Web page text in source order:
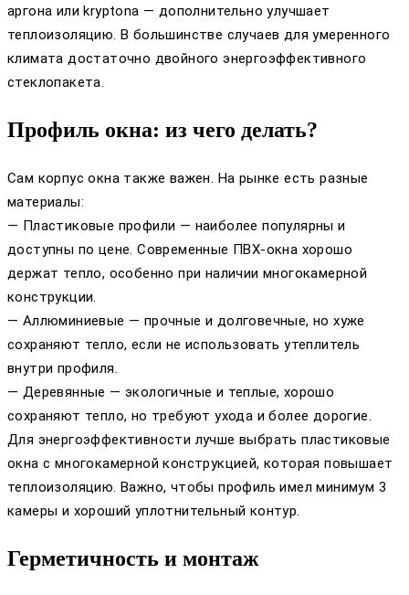
аргона или kryptona — дополнительно улучшает
теплоизоляцию. В большинстве случаев для умеренного
климата достаточно двойного энергоэффективного
стеклопакета.
Профиль окна: из чего делать?
Сам корпус окна также важен. На рынке есть разные
материалы:
— Пластиковые профили — наиболее популярны и
доступны по цене. Современные ПВХ-окна хорошо
держат тепло, особенно при наличии многокамерной
конструкции.
— Аллюминиевые — прочные и долговечные, но хуже
сохраняют тепло, если не использовать утеплитель
внутри профиля.
— Деревянные — экологичные и теплые, хорошо
сохраняют тепло, но требуют ухода и более дорогие.
Для энергоэффективности лучше выбрать пластиковые
окна с многокамерной конструкцией, которая повышает
теплоизоляцию. Важно, чтобы профиль имел минимум 3
камеры и хороший уплотнительный контур.
Герметичность и монтаж